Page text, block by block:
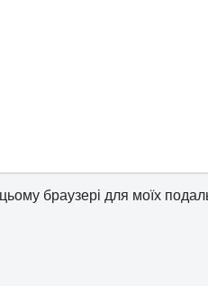
браузері для моїх